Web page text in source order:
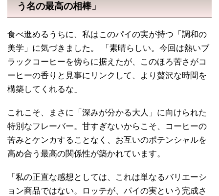
う名の最高の相棒」
食べ進めるうちに、私はこのパイの実が持つ「調和の
美学」に気づきました。 「素晴らしい。今回は熱いブ
ラックコーヒーを傍らに据えたが、このほろ苦さがコ
ーヒーの香りと見事にリンクして、より贅沢な時間を
構築してくれるな」
これこそ、まさに「深みが分かる大人」に向けられた
特別なフレーバー。甘すぎないからこそ、コーヒーの
苦みとケンカすることなく、お互いのポテンシャルを
高め合う最高の関係性が築かれています。
「私の正直な感想としては、これは単なるバリエーシ
ョン商品ではない。ロッテが、パイの実という完成さ